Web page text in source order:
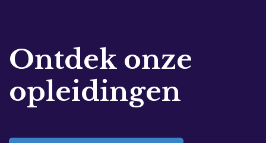
Ontdek onze
opleidingen